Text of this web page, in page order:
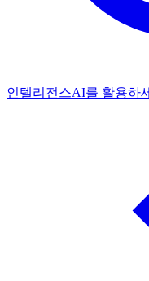
인텔리전스AI를 활용하